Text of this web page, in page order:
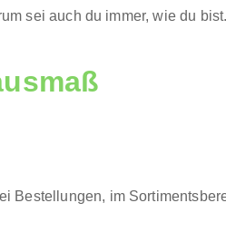
sei auch du immer, wie du
Bestellungen, im